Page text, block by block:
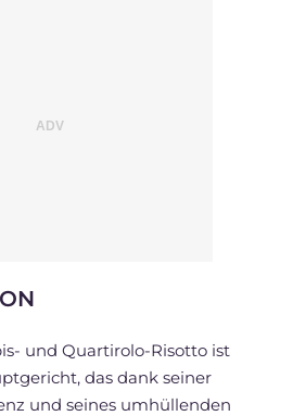
und Quartirolo-Risotto ist
das dank seiner
und seines umhüllenden